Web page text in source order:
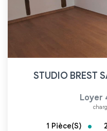
STUDIO BREST
Loyer
1 Pièce(s)